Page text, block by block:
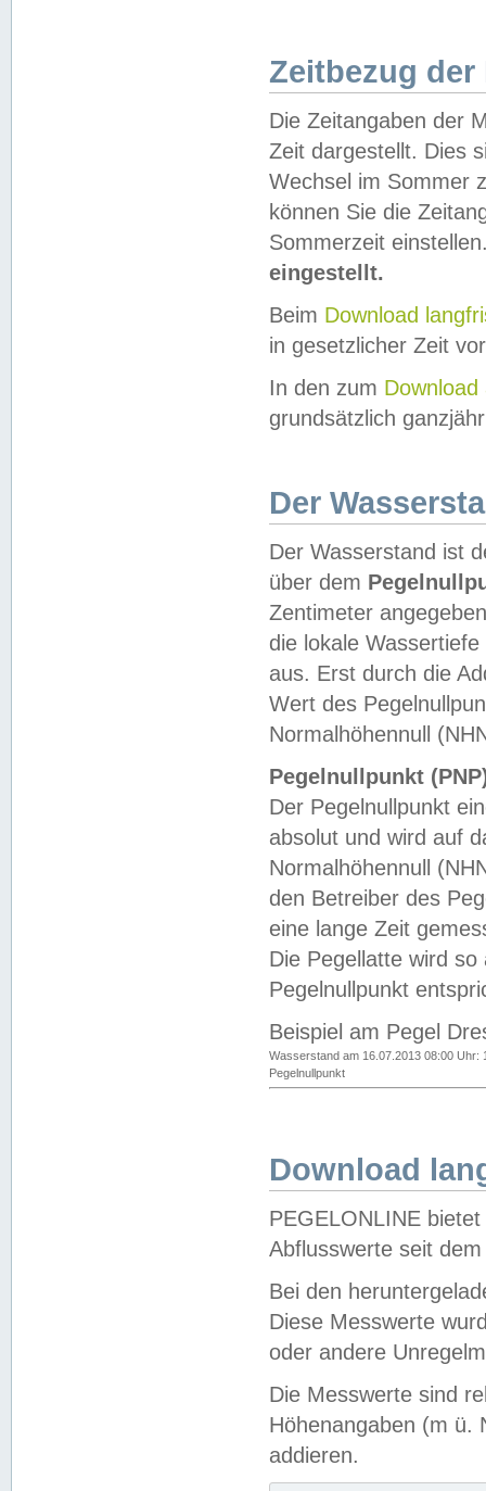
Zeitbezug der
Die Zeitangaben der
Zeit dargestellt. Dies
Wechsel im Sommer
können Sie die
Sommerzeit
eingestellt.
Beim Download
in gesetzlicher Zeit
In den zum Download
grundsätzlich
Der
Der Wasserstand ist
über dem
Zentimeter
die lokale
aus. Erst durch die
Wert des
Normalhöhennull
Pegelnullpunkt
Der Pegelnullpunkt
absolut und wird auf
Normalhöhennull
den Betreiber des
eine lange Zeit
Die Pegellatte wird
Pegelnullpunkt
Beispiel am Pegel
Wasserstand am 16.07.2013 08:00 Uhr:
Pegelnullpunkt
Download
PEGELONLINE
Abflusswerte seit
Bei den
Diese Messwerte
oder andere
Die Messwerte sind
Höhenangaben (m ü.
addieren.